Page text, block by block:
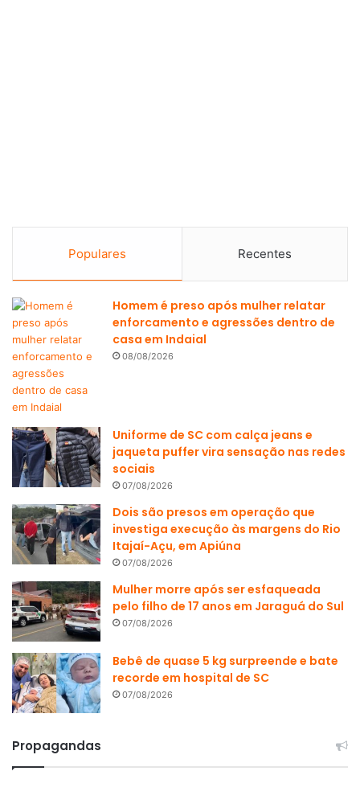
Populares Recentes
Homem é preso após mulher relatar
enforcamento e agressões dentro de
casa em Indaial
08/08/2026
Uniforme de SC com calça jeans e
jaqueta puffer vira sensação nas redes
sociais
07/08/2026
Dois são presos em operação que
investiga execução às margens do Rio
Itajaí-Açu, em Apiúna
07/08/2026
Mulher morre após ser esfaqueada
pelo filho de 17 anos em Jaraguá do Sul
07/08/2026
Bebê de quase 5 kg surpreende e bate
recorde em hospital de SC
07/08/2026
Propagandas